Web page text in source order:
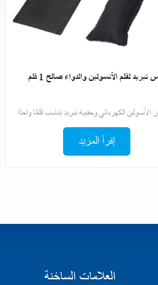
تبريد لقلم الأنسولين والدواء صالح 1 قلم
إقرأ المزيد
العلامات الساخنة